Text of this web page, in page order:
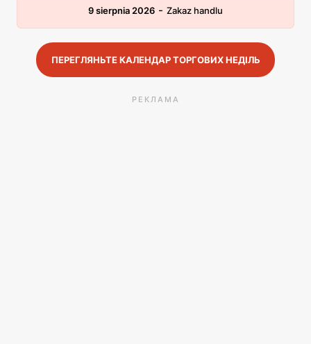
9 sierpnia 2026 - Zakaz handlu
ПЕРЕГЛЯНЬТЕ КАЛЕНДАР ТОРГОВИХ НЕДІЛЬ
РЕКЛАМА